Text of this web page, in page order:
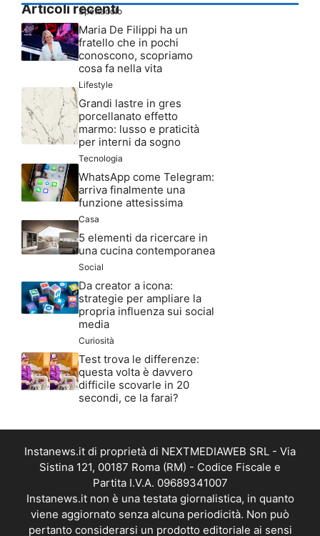
Articoli recenti
Spettacolo
Maria De Filippi ha un
fratello che in pochi
conoscono, scopriamo
cosa fa nella vita
Lifestyle
Grandi lastre in gres
porcellanato effetto
marmo: lusso e praticità
per interni da sogno
Tecnologia
WhatsApp come Telegram:
arriva finalmente una
funzione attesissima
Casa
5 elementi da ricercare in
una cucina contemporanea
Social
Da creator a icona:
strategie per ampliare la
propria influenza sui social
media
Curiosità
Test trova le differenze:
questa volta è davvero
difficile scovarle in 20
secondi, ce la farai?
Instanews.it di proprietà di NEXTMEDIAWEB SRL - Via
Sistina 121, 00187 Roma (RM) - Codice Fiscale e
Partita I.V.A. 09689341007
Instanews.it non è una testata giornalistica, in quanto
viene aggiornato senza alcuna periodicità. Non può
pertanto considerarsi un prodotto editoriale ai sensi